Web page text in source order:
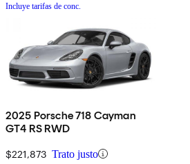
Incluye tarifas de conc.
2025 Porsche 718 Cayman
GT4 RS RWD
$221,873 Trato justo